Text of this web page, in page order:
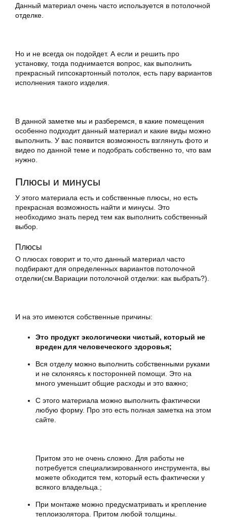
Данный материал очень часто используется в потолочной
отделке.
Но и не всегда он подойдет. А если и решить про
установку, тогда поднимается вопрос, как выполнить
прекрасный гипсокартонный потолок, есть пару вариантов
исполнения такого изделия.
В данной заметке мы и разберемся, в какие помещения
особенно подходит данный материал и какие виды можно
выполнить. У вас появится возможность взглянуть фото и
видео по данной теме и подобрать собственно то, что вам
нужно.
Плюсы и минусы
У этого материала есть и собственные плюсы, но есть
прекрасная возможность найти и минусы. Это
необходимо знать перед тем как выполнить собственный
выбор.
Плюсы
О плюсах говорит и то,что данный материал часто
подбирают для определенных вариантов потолочной
отделки(см.Вариации потолочной отделки: как выбрать?).
И на это имеются собственные причины:
Это продукт экологически чистый, который не
вреден для человеческого здоровья;
Вся отделу можно выполнить собственными руками
и не склоняясь к посторонней помощи. Это на
много уменьшит общие расходы и это важно;
С этого материала можно выполнить фактически
любую форму. Про это есть полная заметка на этом
сайте.
Притом это не очень сложно. Для работы не
потребуется специализированного инструмента, вы
можете обходится тем, который есть фактически у
всякого владельца.;
При монтаже можно предусматривать и крепление
теплоизолятора. Притом любой толщины.